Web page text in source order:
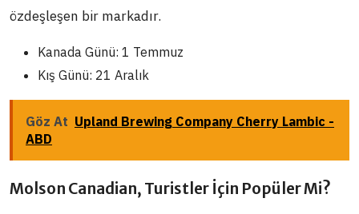
özdeşleşen bir markadır.
Kanada Günü: 1 Temmuz
Kış Günü: 21 Aralık
Göz At Upland Brewing Company Cherry Lambic -
ABD
Molson Canadian, Turistler İçin Popüler Mi?